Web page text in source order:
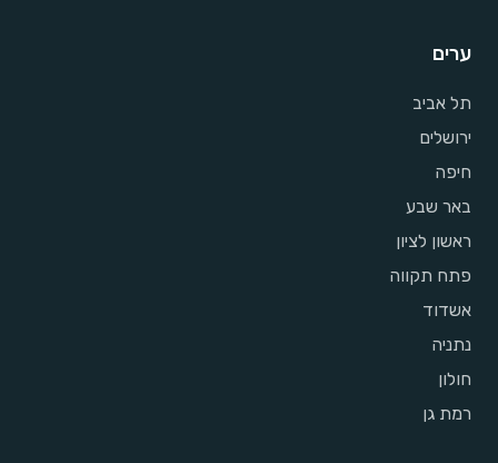
ערים
תל אביב
ירושלים
חיפה
באר שבע
ראשון לציון
פתח תקווה
אשדוד
נתניה
חולון
רמת גן